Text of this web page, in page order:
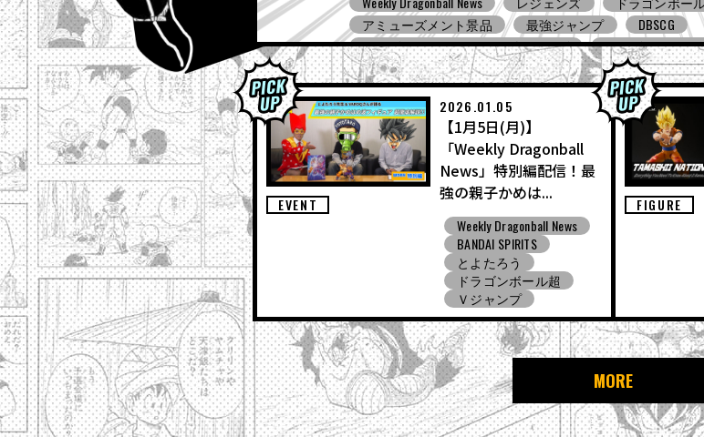
バース３
ドラゴンボールスーパーダイバーズ
ドラゴンボール
ドラゴンボール ゲキシン スクアドラ
BNE
アミューズメント景品
バンプレスト コミコン
ドラゴンボール Sparking! ZERO
ガシャポン バン
EVENT
2026.01.05
【1月5日(月)】
「Weekly Dragonball
News」特別編配信！最
強の親子かめは...
Weekly Dragonball News
BANDAI SPIRITS
とよたろう
ドラゴンボール超
Ｖジャンプ
FIGURE
MORE